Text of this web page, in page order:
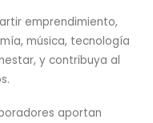
emprendimiento,
música, tecnología
y contribuya al
aportan